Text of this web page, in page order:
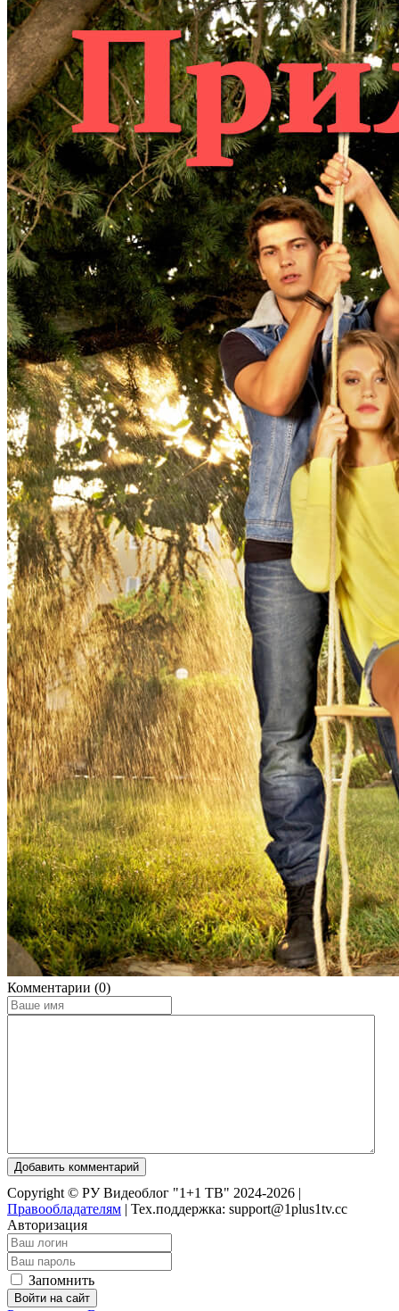
Комментарии (0)
Добавить комментарий
Copyright © РУ Видеоблог "1+1 ТВ" 2024-2026 |
Правообладателям | Тех.поддержка: support@1plus1tv.cc
Авторизация
Запомнить
Войти на сайт